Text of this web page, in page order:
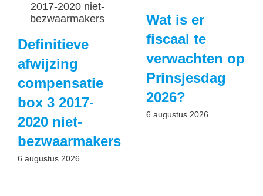
Definitieve
afwijzing
compensatie
box 3 2017-
2020 niet-
bezwaarmakers
6 augustus 2026
Wat is er
fiscaal te
verwachten op
Prinsjesdag
2026?
6 augustus 2026